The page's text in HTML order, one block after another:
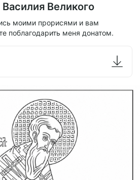
Великого
моими прорисями и вам
поблагодарить меня донатом.